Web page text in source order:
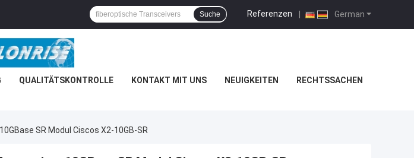
German
Referenzen |
Suche
QUALITÄTSKONTROLLE KONTAKT MIT UNS NEUIGKEITEN RECHTSSACHEN
SR Modul Ciscos X2-10GB-SR